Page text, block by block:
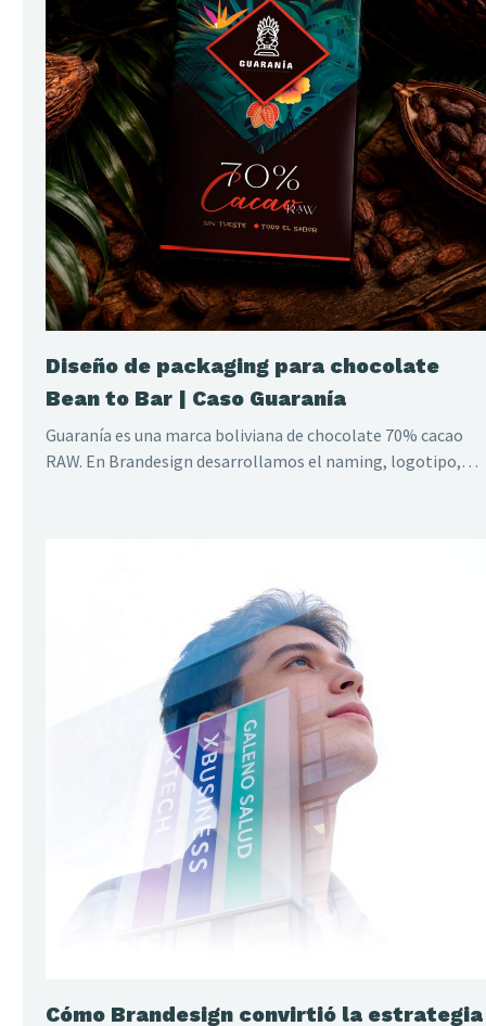
Diseño de packaging para chocolate
Bean to Bar | Caso Guaranía
Guaranía es una marca boliviana de chocolate 70% cacao
RAW. En Brandesign desarrollamos el naming, logotipo,
Cómo Brandesign convirtió la estrategia